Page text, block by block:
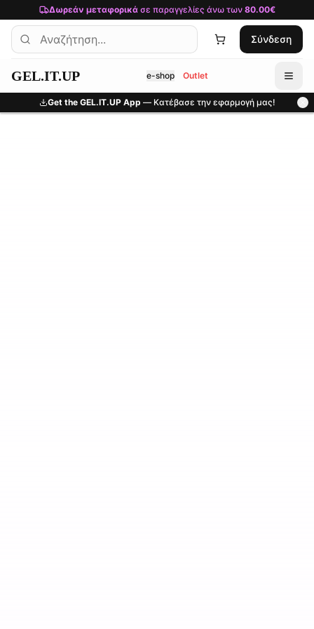
Μετάβαση στο κύριο περιεχόμενο
Δωρεάν μεταφορικάσε παραγγελίες άνω των 80.00€
Σύνδεση
GEL.IT.UP e-shop Outlet
Get the GEL.IT.UP App — Κατέβασε την εφαρμογή μας!